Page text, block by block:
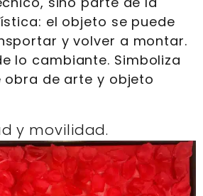
el objeto se puede
y volver a montar.
lo cambiante. Simboliza
obra de arte y objeto
y movilidad.